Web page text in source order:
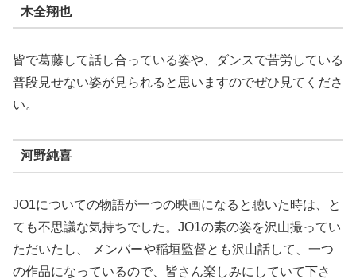
木全翔也
皆で葛藤して話し合っている姿や、ダンスで苦労している
普段見せない姿が見られると思いますのでぜひ見てくださ
い。
河野純喜
JO1についての物語が一つの映画になると聴いた時は、と
ても不思議な気持ちでした。JO1の素の姿を沢山撮ってい
ただいたし、 メンバーや稲垣監督とも沢山話して、一つ
の作品になっているので、皆さん楽しみにしていて下さ